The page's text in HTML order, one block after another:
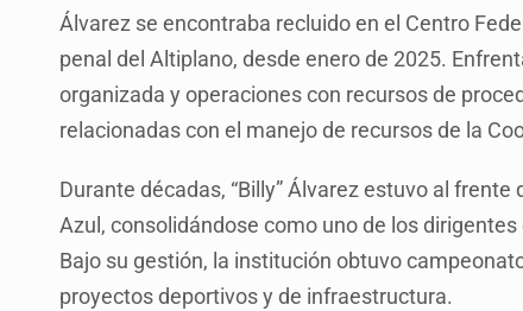
Álvarez se encontraba recluido en el Centro
penal del Altiplano, desde enero de 2025.
organizada y operaciones con recursos de
relacionadas con el manejo de recursos de la
Durante décadas, “Billy” Álvarez estuvo al
Azul, consolidándose como uno de los
Bajo su gestión, la institución obtuvo
proyectos deportivos y de infraestructura.